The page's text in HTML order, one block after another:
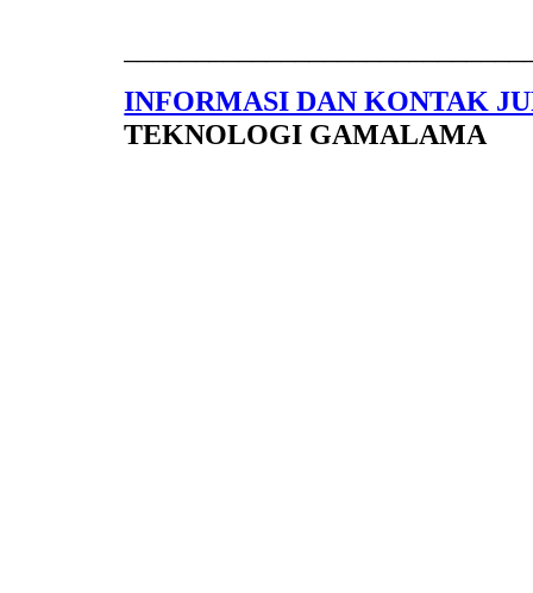
INFORMASI DAN KONTAK
TEKNOLOGI GAMALAMA